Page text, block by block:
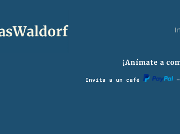
¡Anímate a
Invita a un café –